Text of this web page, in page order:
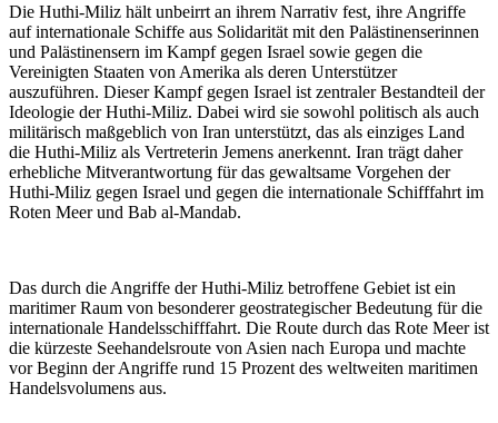
Die Huthi-Miliz hält unbeirrt an ihrem Narrativ fest, ihre Angriffe
auf internationale Schiffe aus Solidarität mit den Palästinenserinnen
und Palästinensern im Kampf gegen Israel sowie gegen die
Vereinigten Staaten von Amerika als deren Unterstützer
auszuführen. Dieser Kampf gegen Israel ist zentraler Bestandteil der
Ideologie der Huthi-Miliz. Dabei wird sie sowohl politisch als auch
militärisch maßgeblich von Iran unterstützt, das als einziges Land
die Huthi-Miliz als Vertreterin Jemens anerkennt. Iran trägt daher
erhebliche Mitverantwortung für das gewaltsame Vorgehen der
Huthi-Miliz gegen Israel und gegen die internationale Schifffahrt im
Roten Meer und Bab al-Mandab.
Das durch die Angriffe der Huthi-Miliz betroffene Gebiet ist ein
maritimer Raum von besonderer geostrategischer Bedeutung für die
internationale Handelsschifffahrt. Die Route durch das Rote Meer ist
die kürzeste Seehandelsroute von Asien nach Europa und machte
vor Beginn der Angriffe rund 15 Prozent des weltweiten maritimen
Handelsvolumens aus.